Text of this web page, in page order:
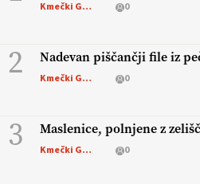
Kmečki Glas 0
2 Nadevan piščančji file iz
Kmečki Glas 0
3 Maslenice, polnjene z
Kmečki Glas 0